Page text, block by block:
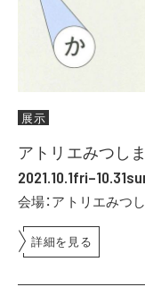
展示
アトリエみつし
会場：アトリエみつ
詳細を見る